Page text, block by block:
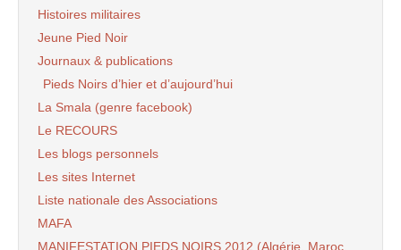
Histoires militaires
Jeune Pied Noir
Journaux & publications
Pieds Noirs d’hier et d’aujourd’hui
La Smala (genre facebook)
Le RECOURS
Les blogs personnels
Les sites Internet
Liste nationale des Associations
MAFA
MANIFESTATION PIEDS NOIRS 2012 (Algérie, Maroc,